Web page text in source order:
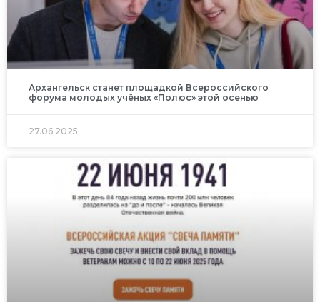
Архангельск станет площадкой Всероссийского
форума молодых учёных «Полюс» этой осенью
27.06.2025